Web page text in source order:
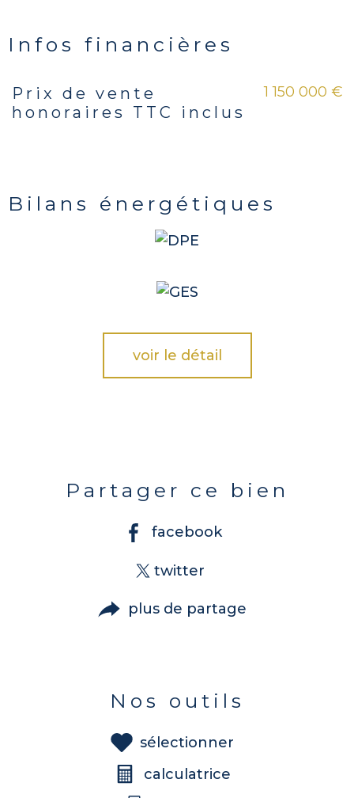
Infos financières
Caractéristiques Valeurs
Prix de vente
honoraires TTC inclus
1 150 000 €
Bilans énergétiques
voir le détail
Partager ce bien
facebook
twitter
plus de partage
Nos outils
sélectionner
calculatrice